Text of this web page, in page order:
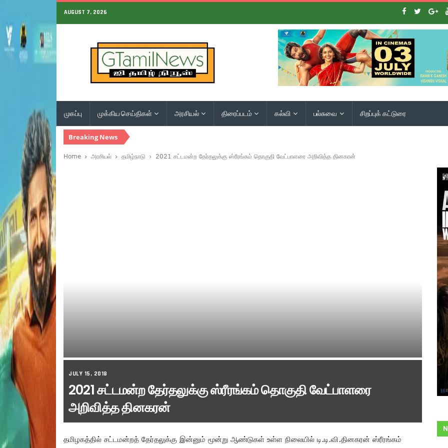
AUGUST 7, 2026
முகப்பு முக்கிய செய்திகள் அரசியல் திரைப்படம் கல்வி பல்சுவை சிறப்புக் கட்டுரை
Breaking News
Home அரசியல் தமிழ்நாடு 2021 சட்டமன்ற தேர்தலுக்கு ஸ்ரீரங்கம் தொகுதி வேட்பாளரை அறிவித்த தினகரன்
JULY 15, 2018
2021 சட்டமன்ற தேர்தலுக்கு ஸ்ரீரங்கம் தொகுதி வேட்பாளரை
அறிவித்த தினகரன்
தமிழகத்தில் சட்டமன்றத் தேர்தலுக்கு இன்னும் மூன்று ஆண்டுகள் உள்ள நிலையில் டி.டி.வி.தினகரன் ஸ்ரீரங்கம்